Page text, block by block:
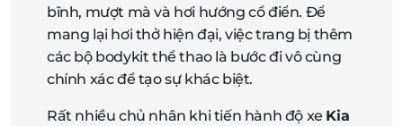
bĩnh, mượt mà và hơi hướng cổ điển. Để
mang lại hơi thở hiện đại, việc trang bị thêm
các bộ bodykit thể thao là bước đi vô cùng
chính xác để tạo sự khác biệt.
Rất nhiều chủ nhân khi tiến hành độ xe Kia